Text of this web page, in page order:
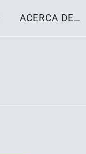
ACERCA DE…